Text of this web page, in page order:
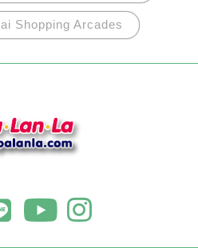
Shopping Arcades